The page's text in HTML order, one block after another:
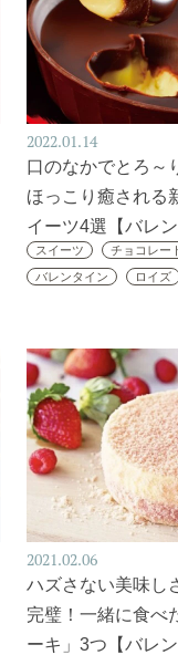
2022.01.14
口のなかでとろ～
ほっこり癒される
イーツ4選【バレン
スイーツ
チョコレー
バレンタイン
ロイズ
2021.02.06
ハズさない美味し
完璧！一緒に食べ
ーキ」3つ【バレン